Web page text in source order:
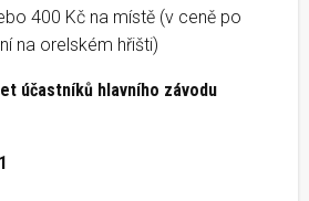
400 Kč na místě (v ceně po
na orelském hřišti)
účastníků hlavního závodu